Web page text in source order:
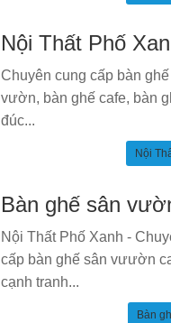
Nội Thất Phố
Chuyên cung cấp bàn
vườn, bàn ghế cafe, bàn
đúc...
Nội
Bàn ghế sân
Nội Thất Phố Xanh -
cấp bàn ghế sân vưườn
cạnh tranh...
Bàn